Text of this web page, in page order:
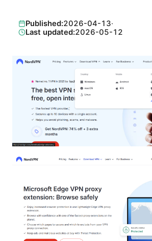
Published:2026-04-13·
Last updated:2026-05-12